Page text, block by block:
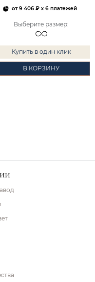
от9 406 ₽x 6 платежей
Выберите размер:
Купить в один клик
В КОРЗИНУ